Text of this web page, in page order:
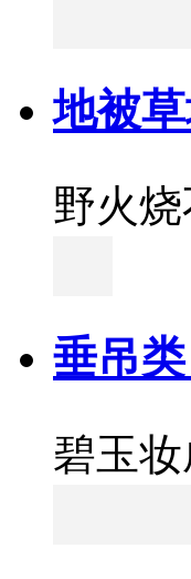
地被
野火
垂吊
碧玉